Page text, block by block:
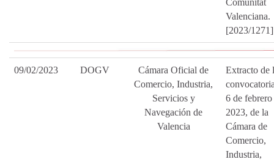
Valenciana.
[2023/1271]
09/02/2023 DOGV
Cámara Oficial de
Comercio, Industria,
Servicios y
Navegación de
Valencia
Extracto de
6 de febrero
2023, de la
Cámara de
Comercio,
Industria,